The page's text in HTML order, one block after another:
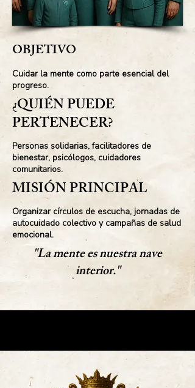
OBJETIVO
Cuidar la mente como parte esencial del
progreso.
¿QUIÉN PUEDE
PERTENECER?
Personas solidarias, facilitadores de
bienestar, psicólogos, cuidadores
comunitarios.
MISIÓN PRINCIPAL
Organizar círculos de escucha, jornadas de
autocuidado colectivo y campañas de salud
emocional.
"La mente es nuestra nave
interior."